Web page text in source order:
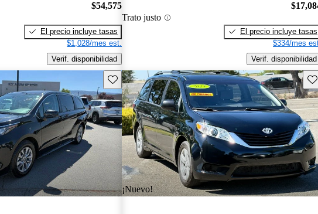
$54,575
El precio incluye tasas
$1,028/mes est.
Verif. disponibilidad
Trato justo
El precio incluye tasas
$334/mes
Verif. disponibilidad
Guarda este Aviso
¡Nuevo!